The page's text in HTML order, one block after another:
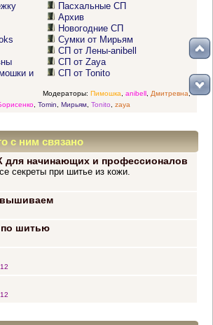
и
Пасхальные СП
Архив
Новогодние СП
Сумки от Мирьям
СП от Лены-anibell
СП от Zaya
СП от Tonito
Модераторы: Пимошка anibell, Дмитревна,
, Tomin Мирьям, Tonito zaya
с ним связано
начинающих и профессионалов
секреты при шитье из кожи.
по шитью